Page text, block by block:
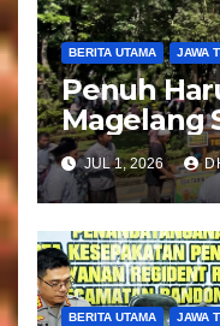
BERITA UTAMA JAWA
Penuh
Magelang
Kloter 81
JUL 1, 2026
BERITA UTAMA JAWA